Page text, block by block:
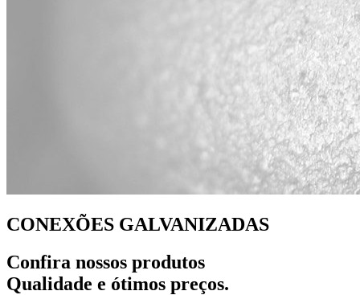
CONEXÕES GALVANIZADAS
Confira nossos produtos
Qualidade e ótimos preços.